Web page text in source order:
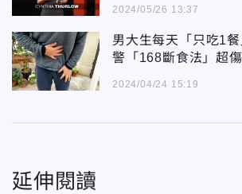
2024/05/26 13:37
男大生每天「只吃1
警「168斷食法」超
2024/04/24 15:19
延伸閱讀